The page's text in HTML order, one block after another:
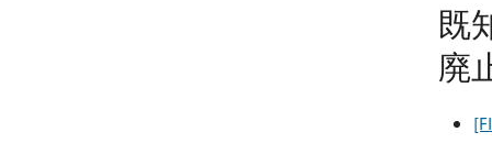
既
廃